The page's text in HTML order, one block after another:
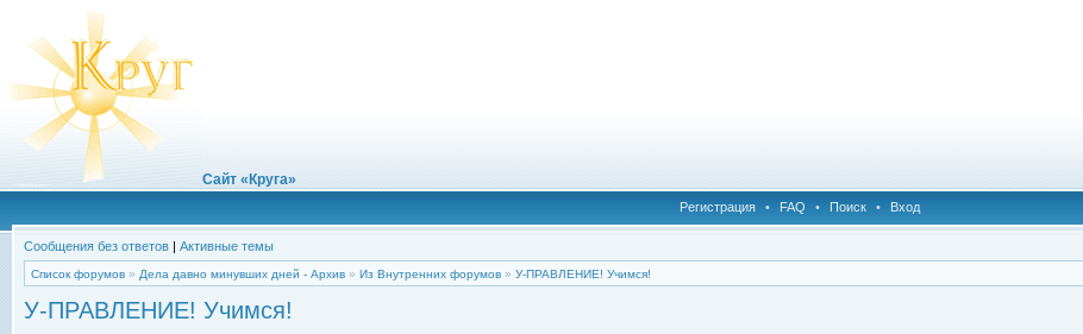
Сайт «Круга»
Регистрация • FAQ • Поиск • Вход
Сообщения без ответов | Активные темы
Список форумов » Дела давно минувших дней - Архив » Из Внутренних форумов » У-ПРАВЛЕНИЕ! Учимся!
У-ПРАВЛЕНИЕ! Учимся!